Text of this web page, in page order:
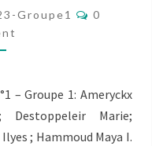
Groupe1 Comments
0
– Groupe 1: Ameryckx
Destoppeleir Marie;
; Hammoud Maya I.